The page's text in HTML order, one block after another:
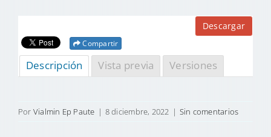
Descargar
Compartir
Descripción Vista previa Versiones
Por Vialmin Ep Paute | 8 diciembre, 2022 | Sin comentarios